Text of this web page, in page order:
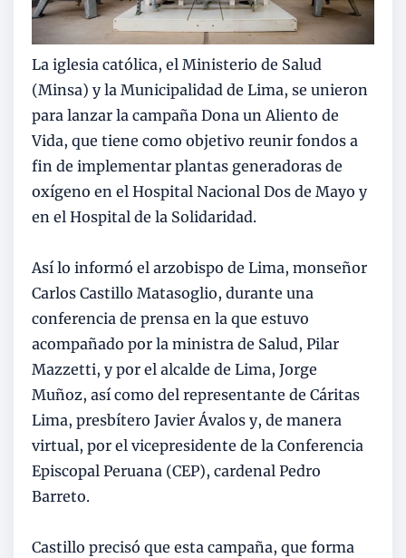
La iglesia católica, el Ministerio de Salud
(Minsa) y la Municipalidad de Lima, se unieron
para lanzar la campaña Dona un Aliento de
Vida, que tiene como objetivo reunir fondos a
fin de implementar plantas generadoras de
oxígeno en el Hospital Nacional Dos de Mayo y
en el Hospital de la Solidaridad.
Así lo informó el arzobispo de Lima, monseñor
Carlos Castillo Matasoglio, durante una
conferencia de prensa en la que estuvo
acompañado por la ministra de Salud, Pilar
Mazzetti, y por el alcalde de Lima, Jorge
Muñoz, así como del representante de Cáritas
Lima, presbítero Javier Ávalos y, de manera
virtual, por el vicepresidente de la Conferencia
Episcopal Peruana (CEP), cardenal Pedro
Barreto.
Castillo precisó que esta campaña, que forma